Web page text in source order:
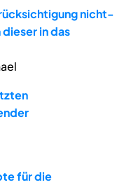
nicht-
in das
für die